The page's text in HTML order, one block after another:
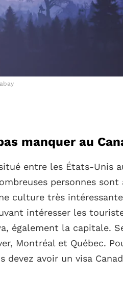
manquer au
entre les États-Unis
personnes sont
culture très
intéresser les
également la capitale.
Montréal et Québec.
devez avoir un visa